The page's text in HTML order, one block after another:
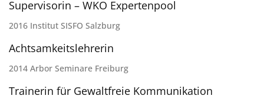
Supervisorin – WKO Expertenpool
2016 Institut SISFO Salzburg
Achtsamkeitslehrerin
2014 Arbor Seminare Freiburg
Trainerin für Gewaltfreie Kommunikation